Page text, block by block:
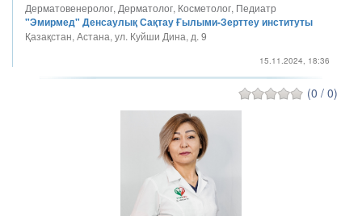
Дерматовенеролог, Дерматолог, Косметолог, Педиатр
"Эмирмед" Денсаулық Сақтау Ғылыми-Зерттеу институты
Қазақстан, Астана, ул. Куйши Дина, д. 9
15.11.2024, 18:36
(0 / 0)